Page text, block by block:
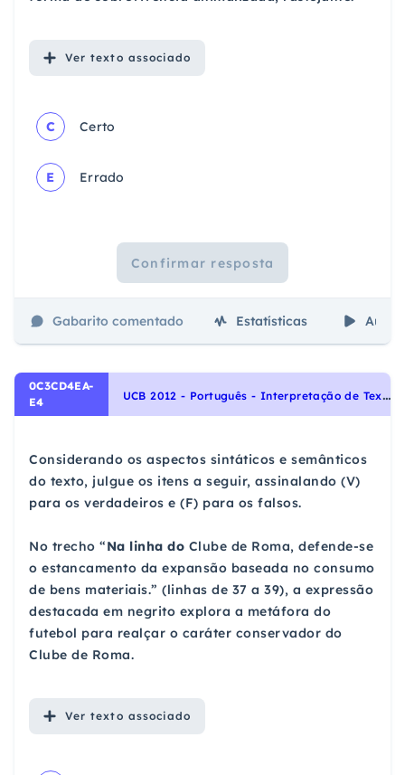
Ver texto associado
C Certo
E Errado
Confirmar resposta
Gabarito comentado Estatísticas Aulas
0C3CD4EA-
E4
U
CB 2012 - Português - Interpretação de Textos
Considerando os aspectos sintáticos e semânticos
do texto, julgue os itens a seguir, assinalando (V)
para os verdadeiros e (F) para os falsos.
No trecho “Na linha do Clube de Roma, defende-se
o estancamento da expansão baseada no consumo
de bens materiais.” (linhas de 37 a 39), a expressão
destacada em negrito explora a metáfora do
futebol para realçar o caráter conservador do
Clube de Roma.
Ver texto associado